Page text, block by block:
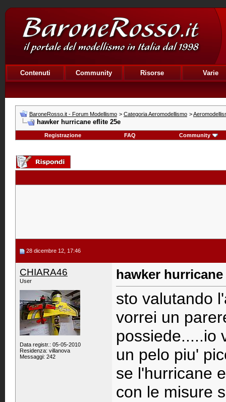
Contenuti Community Risorse Varie
BaroneRosso.it - Forum Modellismo > Categoria Aeromodellismo >
hawker hurricane eflite 25e
Registrazione FAQ Community
28 dicembre 12, 17:46
CHIARA46
User
Data registr.: 05-05-2010
Residenza: villanova
Messaggi: 242
hawker hurricane
sto valutando
vorrei un
possiede.....io
un pelo piu'
se l'hurricane
con le misure